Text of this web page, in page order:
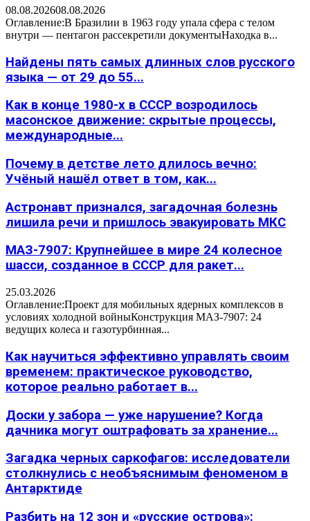
08.08.202608.08.2026
Оглавление:В Бразилии в 1963 году упала сфера с телом
внутри — пентагон рассекретили документыНаходка в...
Найдены пять самых длинных слов русского
языка — от 29 до 55...
Как в конце 1980-х в СССР возродилось
масонское движение: скрытые процессы,
международные...
Почему в детстве лето длилось вечно:
Учёный нашёл ответ в том, как...
Астронавт признался, загадочная болезнь
лишила речи и пришлось эвакуировать МКС
МАЗ-7907: Крупнейшее в мире 24 колесное
шасси, созданное в СССР для ракет...
25.03.2026
Оглавление:Проект для мобильных ядерных комплексов в
условиях холодной войныКонструкция МАЗ-7907: 24
ведущих колеса и газотурбинная...
Как научиться эффективно управлять своим
временем: практическое руководство,
которое реально работает в...
Доски у забора — уже нарушение? Когда
дачника могут оштрафовать за хранение...
Загадка черных саркофагов: исследователи
столкнулись с необъяснимым феноменом в
Антарктиде
Разбить на 12 зон и «русские острова»: